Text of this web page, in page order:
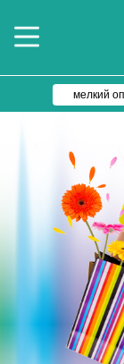
мелкий